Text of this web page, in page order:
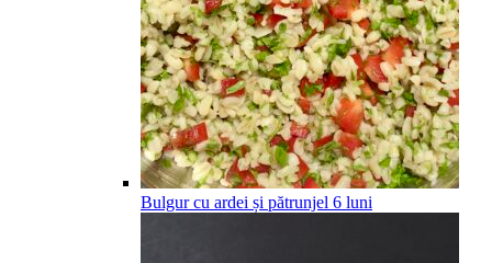
Bulgur cu ardei și pătrunjel 6 luni